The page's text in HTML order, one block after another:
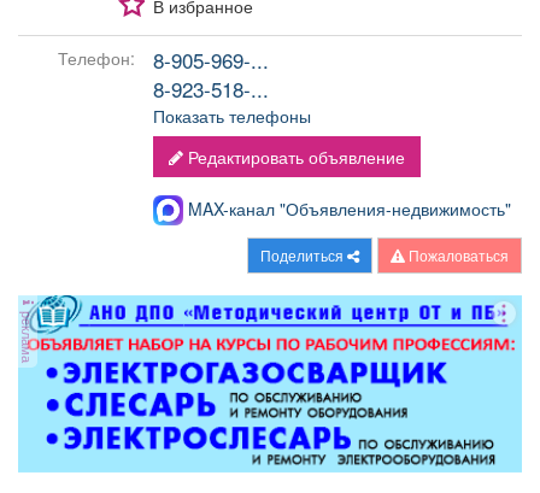
В избранное
Телефон:
8-905-969-...
8-923-518-...
Показать телефоны
Редактировать объявление
MAX-канал "Объявления-недвижимость"
Поделиться Пожаловаться
реклама